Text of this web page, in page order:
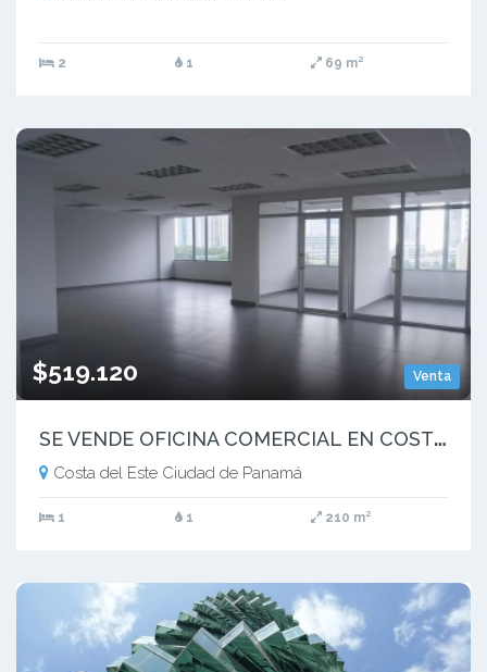
2 1 69 m²
Venta
$519.120
S
E VENDE OFICINA COMERCIAL EN COSTA DEL ESTE NEGOCIABLE| MM
Costa del Este Ciudad de Panamá
1 1 210 m²